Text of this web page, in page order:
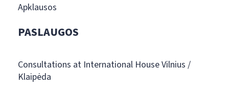
Apklausos
PASLAUGOS
Consultations at International House Vilnius /
Klaipėda